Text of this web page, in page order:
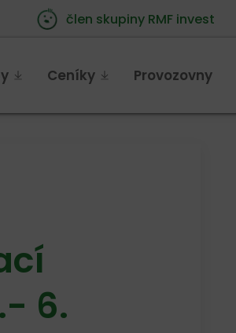
člen skupiny RMF invest
Ceníky Provozovny
6.